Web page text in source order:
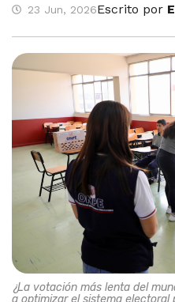
23 Jun, 2026Escrito por
¿La votación más lenta del
a optimizar el sistema electoral